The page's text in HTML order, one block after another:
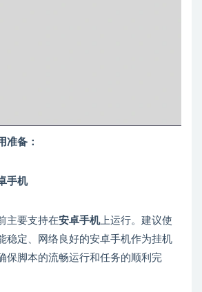
准备：
手机
主要支持在安卓手机上运行。建议使
稳定、网络良好的安卓手机作为挂机
保脚本的流畅运行和任务的顺利完